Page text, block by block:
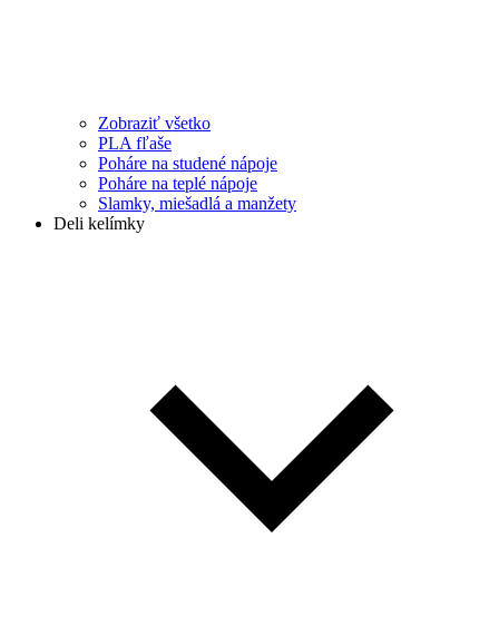
Zobraziť všetko
PLA fľaše
Poháre na studené nápoje
Poháre na teplé nápoje
Slamky, miešadlá a manžety
Deli kelímky